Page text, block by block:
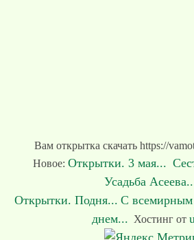
Вам открытка скачать https://
Новое: Открытки. 3 мая...
Усадьба
Открытки. Подня... С всемирным
днем... Хостинг от